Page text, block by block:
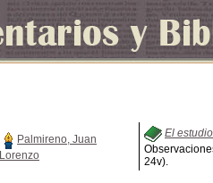
Palmireno, Juan
Lorenzo
El
24v).